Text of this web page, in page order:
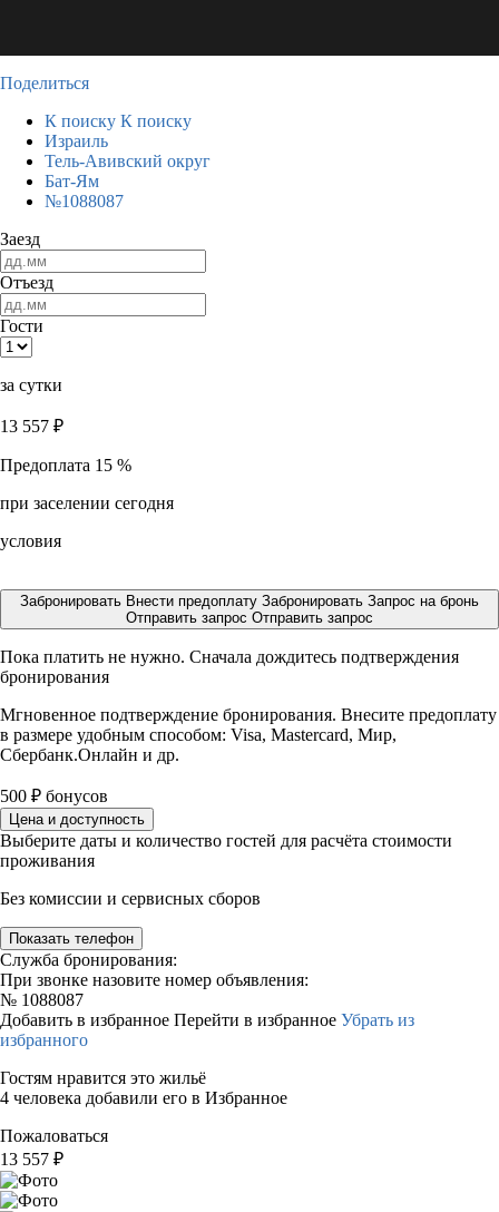
Поделиться
К поиску К поиску
Израиль
Тель-Авивский округ
Бат-Ям
№1088087
Заезд
Отъезд
Гости
за сутки
13 557 ₽
Предоплата 15 %
при заселении сегодня
условия
Забронировать Внести предоплату Забронировать Запрос на бронь
Отправить запрос Отправить запрос
Пока платить не нужно. Сначала дождитесь подтверждения
бронирования
Мгновенное подтверждение бронирования. Внесите предоплату
в размере удобным способом: Visa, Mastercard, Мир,
Сбербанк.Онлайн и др.
500 ₽ бонусов
Цена и доступность
Выберите даты и количество гостей для расчёта стоимости
проживания
Без комиссии и сервисных сборов
Показать телефон
Служба бронирования:
При звонке назовите номер объявления:
№ 1088087
Добавить в избранное Перейти в избранное Убрать из
избранного
Гостям нравится это жильё
4 человека добавили его в Избранное
Пожаловаться
13 557 ₽